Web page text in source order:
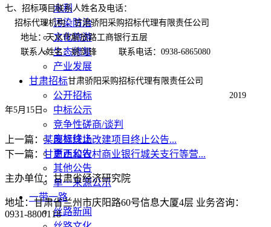
水利
污染防治
文化旅游
生态修复
产业发展
甘肃招标
公开招标
中标公示
竞争性磋商/谈判
废标终止
更正公告
其他公告
单一来源公示
一带一路
丝路新闻
七、招标项目联系人姓名及电话：
招标代理机构：甘肃骄阳采购招标代理有限责任公司
地址：天水市解放路工商银行五层
联系人姓名：姚剑锋
联系电话： 0938-6865080
甘肃骄阳采购招标代理有限责任公司
2019
年5月 15 日
上一篇：某部篮球场改建项目终止公告...
下一篇：甘肃西和农村商业银行城关支行等营...
主办单位：甘肃省经济研究院
地址：甘肃省兰州市庆阳路60号信息大厦4层 业务咨询：
0931-8800118